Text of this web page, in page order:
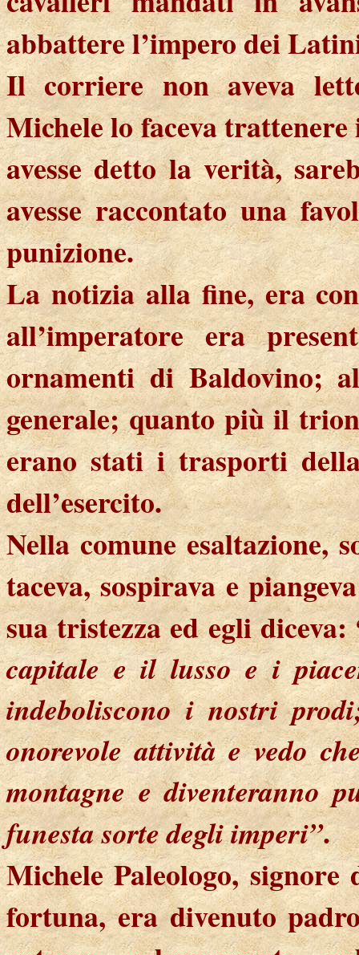
abbattere l’impero dei
Il corriere non aveva
Michele lo faceva
avesse detto la verità,
avesse raccontato una
punizione.
La notizia alla fine, era
all’imperatore era
ornamenti di Baldovino;
generale; quanto più il
erano stati i trasporti
dell’esercito.
Nella comune esaltazione,
taceva, sospirava e
sua tristezza ed egli diceva:
capitale e il lusso e i
indeboliscono i nostri
onorevole attività e vedo
montagne e diventeranno
funesta sorte degli imperi”.
Michele Paleologo,
fortuna, era divenuto